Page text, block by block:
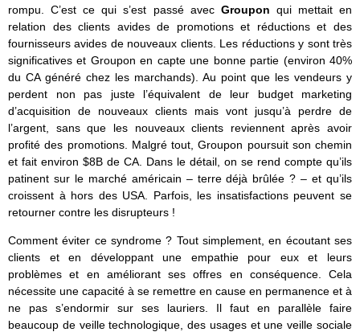
rompu. C’est ce qui s’est passé avec Groupon qui mettait en
relation des clients avides de promotions et réductions et des
fournisseurs avides de nouveaux clients. Les réductions y sont très
significatives et Groupon en capte une bonne partie (environ 40%
du CA généré chez les marchands). Au point que les vendeurs y
perdent non pas juste l’équivalent de leur budget marketing
d’acquisition de nouveaux clients mais vont jusqu’à perdre de
l’argent, sans que les nouveaux clients reviennent après avoir
profité des promotions. Malgré tout, Groupon poursuit son chemin
et fait environ $8B de CA. Dans le détail, on se rend compte qu’ils
patinent sur le marché américain – terre déjà brûlée ? – et qu’ils
croissent à hors des USA. Parfois, les insatisfactions peuvent se
retourner contre les disrupteurs !
Comment éviter ce syndrome ? Tout simplement, en écoutant ses
clients et en développant une empathie pour eux et leurs
problèmes et en améliorant ses offres en conséquence. Cela
nécessite une capacité à se remettre en cause en permanence et à
ne pas s’endormir sur ses lauriers. Il faut en parallèle faire
beaucoup de veille technologique, des usages et une veille sociale